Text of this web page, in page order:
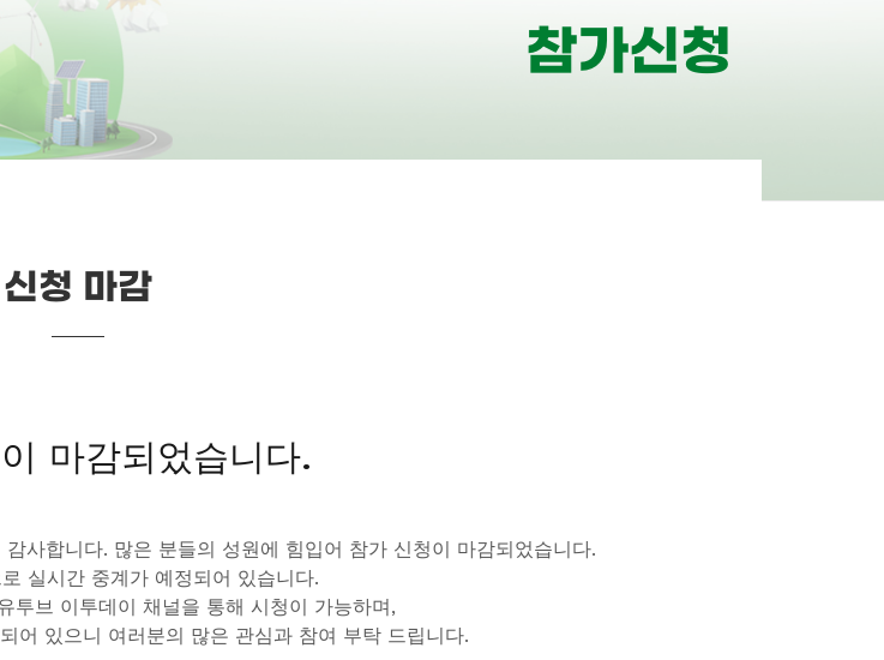
참가신청
신청 마감
마감되었습니다.
사합니다. 많은 분들의 성원에 힘입어 참가 신청이 마감되었습니다.
실시간 중계가 예정되어 있습니다.
투브 이투데이 채널을 통해 시청이 가능하며,
어 있으니 여러분의 많은 관심과 참여 부탁 드립니다.